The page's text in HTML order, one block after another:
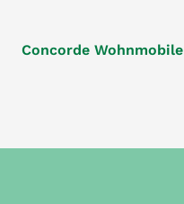
Concorde Wohnmobile